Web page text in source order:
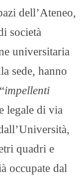
dell’Ateneo,
società
universitaria
sede, hanno
impellenti
legale di via
quadri e
occupate dal